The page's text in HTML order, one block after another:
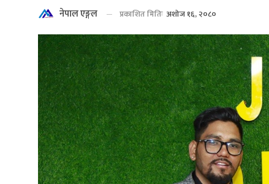
नेपाल एङ्गल प्रकाशित मितिः अशोज १६, २०८०